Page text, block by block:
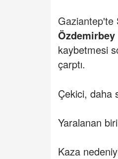
Gaziantep'te
Özdemirbey
kaybetmesi
çarptı.
Çekici, daha
Yaralanan
Kaza